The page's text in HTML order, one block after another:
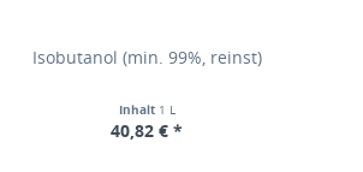
Isobutanol (min. 99%, reinst)
Inhalt 1 L
40,82 € *